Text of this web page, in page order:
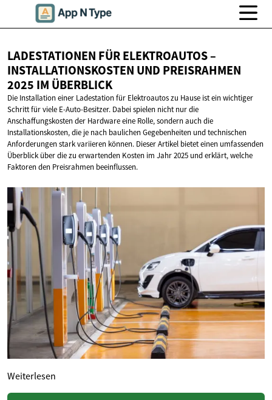
LADESTATIONEN FÜR ELEKTROAUTOS –
INSTALLATIONSKOSTEN UND PREISRAHMEN
2025 IM ÜBERBLICK
Die Installation einer Ladestation für Elektroautos zu Hause ist ein wichtiger
Schritt für viele E-Auto-Besitzer. Dabei spielen nicht nur die
Anschaffungskosten der Hardware eine Rolle, sondern auch die
Installationskosten, die je nach baulichen Gegebenheiten und technischen
Anforderungen stark variieren können. Dieser Artikel bietet einen umfassenden
Überblick über die zu erwartenden Kosten im Jahr 2025 und erklärt, welche
Faktoren den Preisrahmen beeinflussen.
Weiterlesen